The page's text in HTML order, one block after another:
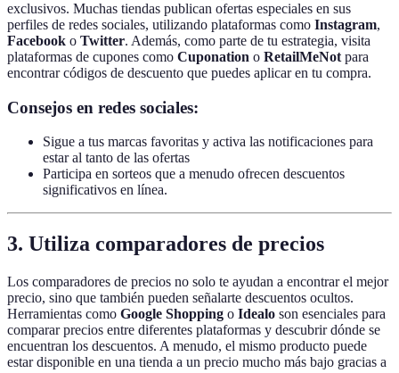
exclusivos. Muchas tiendas publican ofertas especiales en sus
perfiles de redes sociales, utilizando plataformas como Instagram,
Facebook o Twitter. Además, como parte de tu estrategia, visita
plataformas de cupones como Cuponation o RetailMeNot para
encontrar códigos de descuento que puedes aplicar en tu compra.
Consejos en redes sociales:
Sigue a tus marcas favoritas y activa las notificaciones para
estar al tanto de las ofertas
Participa en sorteos que a menudo ofrecen descuentos
significativos en línea.
3. Utiliza comparadores de precios
Los comparadores de precios no solo te ayudan a encontrar el mejor
precio, sino que también pueden señalarte descuentos ocultos.
Herramientas como Google Shopping o Idealo son esenciales para
comparar precios entre diferentes plataformas y descubrir dónde se
encuentran los descuentos. A menudo, el mismo producto puede
estar disponible en una tienda a un precio mucho más bajo gracias a